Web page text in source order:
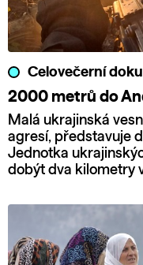
Celovečerní
2000 metrů do
Malá ukrajinská
agresí, představuje
Jednotka
dobýt dva kilometry